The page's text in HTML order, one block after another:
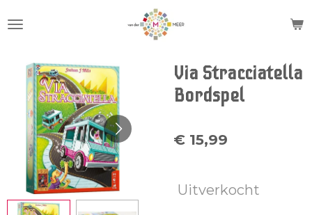
direct
hoofdinhoud
Via Stracciatella
Bordspel
€ 15,99
Uitverkocht